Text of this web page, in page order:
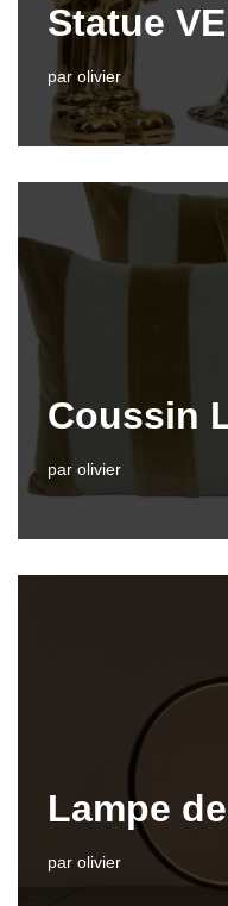
Statue
par olivier
Coussin
par olivier
Lampe
par olivier